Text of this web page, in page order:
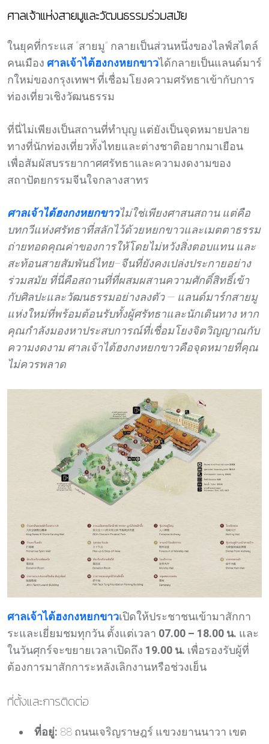
ศาลเจ้าแห่งสายมูและวัฒนธรรมร่วมสมัย
ในยุคที่กระแส “สายมู” กลายเป็นส่วนหนึ่งของไลฟ์สไตล์
คนเมือง ศาลเจ้าไต้ฮงกงหยกขาวได้กลายเป็นแลนด์มาร์
กใหม่ของกรุงเทพฯ ที่เชื่อมโยงความศรัทธาเข้ากับการ
ท่องเที่ยวเชิงวัฒนธรรม
ที่นี่ไม่เพียงเป็นสถานที่ทำบุญ แต่ยังเป็นจุดหมายปลาย
ทางที่นักท่องเที่ยวทั้งไทยและต่างชาติอยากมาเยือน
เพื่อสัมผัสบรรยากาศศรัทธาและความงดงามของ
สถาปัตยกรรมจีนใจกลางสาทร
ศาลเจ้าไต้ฮงกงหยกขาวไม่ใช่เพียงศาสนสถาน แต่คือ
บทกวีแห่งศรัทธาที่สลักไว้ด้วยหยกขาวและเมตตาธรรม
ถ่ายทอดคุณค่าของการให้โดยไม่หวังสิ่งตอบแทน และ
สะท้อนสายสัมพันธ์ไทย–จีนที่ยังคงเปล่งประกายอย่าง
ร่วมสมัย ที่นี่คือสถานที่ที่ผสมผสานความศักดิ์สิทธิ์เข้า
กับศิลปะและวัฒนธรรมอย่างลงตัว — แลนด์มาร์กสายมู
แห่งใหม่ที่พร้อมต้อนรับทั้งผู้ศรัทธาและนักเดินทาง หาก
คุณกำลังมองหาประสบการณ์ที่เชื่อมโยงจิตวิญญาณกับ
ความงดงาม ศาลเจ้าไต้ฮงกงหยกขาวคือจุดหมายที่คุณ
ไม่ควรพลาด
ศาลเจ้าไต้ฮงกงหยกขาวเปิดให้ประชาชนเข้ามาสักกา
ระและเยี่ยมชมทุกวัน ตั้งแต่เวลา 07.00 – 18.00 น. และ
ในวันศุกร์จะขยายเวลาเปิดถึง 19.00 น. เพื่อรองรับผู้ที่
ต้องการมาสักการะหลังเลิกงานหรือช่วงเย็น
ที่ตั้งและการติดต่อ
ที่อยู่: 88 ถนนเจริญราษฎร์ แขวงยานนาวา เขต